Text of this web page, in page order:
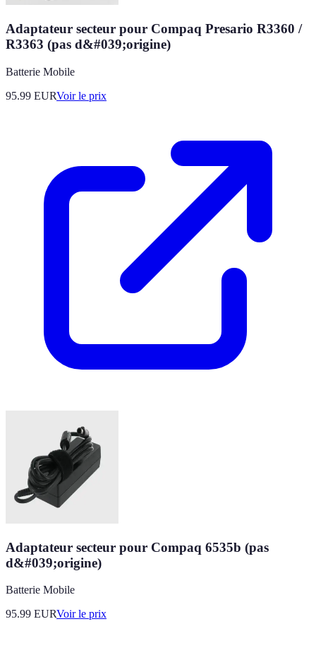
Adaptateur secteur pour Compaq Presario R3360 /
R3363 (pas d&#039;origine)
Batterie Mobile
95.99 EURVoir le prix
Adaptateur secteur pour Compaq 6535b (pas
d&#039;origine)
Batterie Mobile
95.99 EURVoir le prix